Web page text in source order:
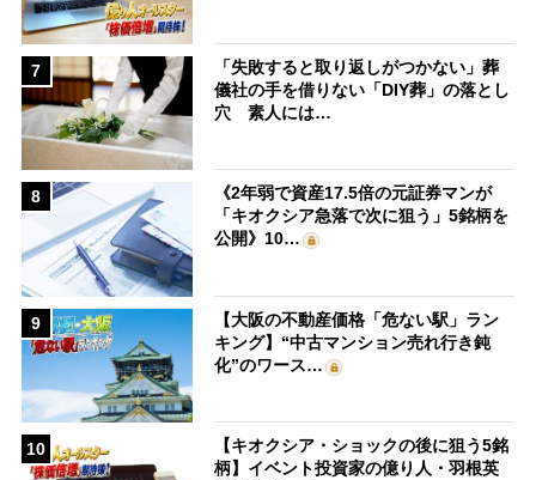
7
「失敗すると取り返しがつかない」葬
儀社の手を借りない「DIY葬」の落とし
穴 素人には…
8
《2年弱で資産17.5倍の元証券マンが
「キオクシア急落で次に狙う」5銘柄を
公開》10…
9
【大阪の不動産価格「危ない駅」ラン
キング】“中古マンション売れ行き鈍
化”のワース…
10
【キオクシア・ショックの後に狙う5銘
柄】イベント投資家の億り人・羽根英